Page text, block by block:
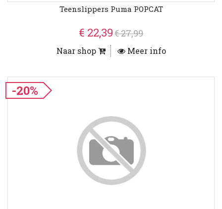
Teenslippers Puma POPCAT
€ 22,39€ 27,99
Naar shop Meer info
-20%